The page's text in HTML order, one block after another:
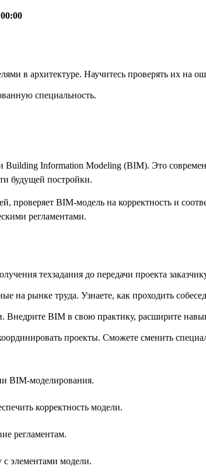
в архитектуре. Научитесь проверять их на
специальность.
Building Information Modeling (BIM). Это
будущей постройки.
BIM-модель на корректность и
регламентами.
техзадания до передачи проекта
на рынке труда. Узнаете, как проходить
BIM в свою практику, расширите
проекты. Сможете сменить
BIM-моделирования.
корректность модели.
регламентам.
с элементами модели.